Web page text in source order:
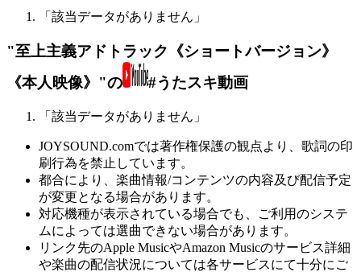
「該当データがありません」
"至上主義アドトラック《ショートバージョン》
《本人映像》"の
#うたスキ動画
「該当データがありません」
JOYSOUND.comでは著作権保護の観点より、歌詞の印
刷行為を禁止しています。
都合により、楽曲情報/コンテンツの内容及び配信予定
が変更となる場合があります。
対応機種が表示されている場合でも、ご利用のシステ
ムによっては選曲できない場合があります。
リンク先のApple MusicやAmazon Musicのサービス詳細
や楽曲の配信状況については各サービスにて十分にご